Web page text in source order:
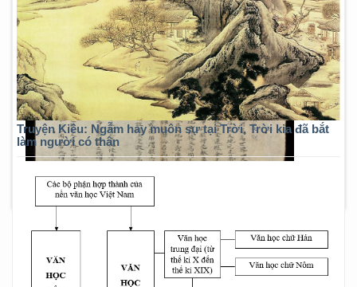
Truyện Kiều: Ngẫm hay muôn sự tại Trời, Trời kia đã bắt
làm người có thân